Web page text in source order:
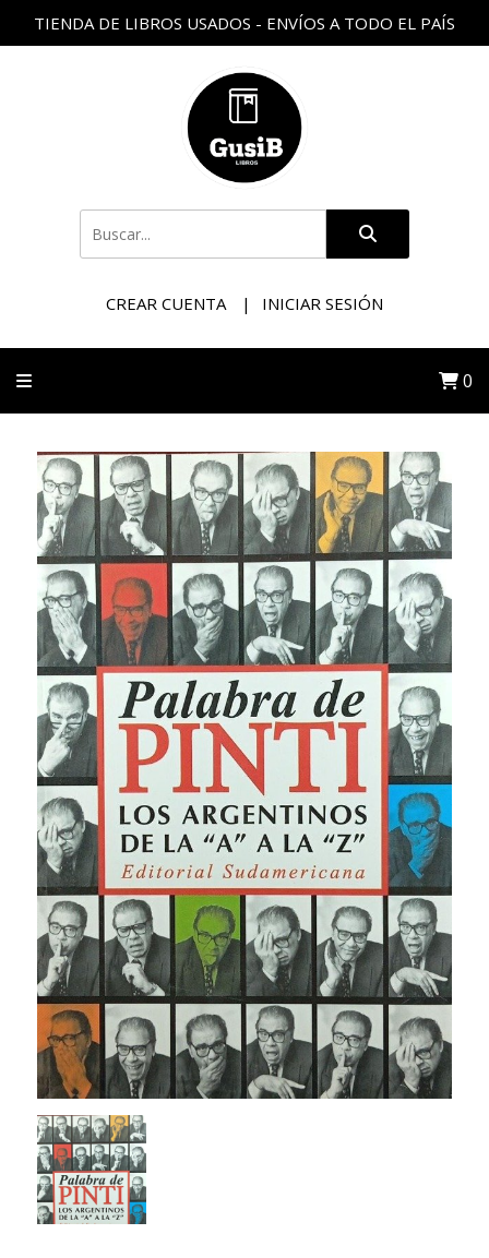
TIENDA DE LIBROS USADOS - ENVÍOS A TODO EL PAÍS
CREAR CUENTA INICIAR SESIÓN
0